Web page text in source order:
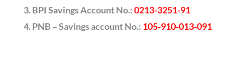
BPI Savings Account No.:0213-3251-91
PNB – Savings account No.: 105-910-013-091